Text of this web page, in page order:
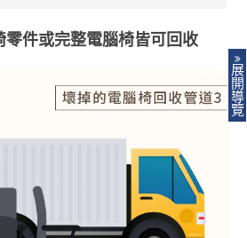
零件或完整電腦椅皆可回收
展
開
導
覽